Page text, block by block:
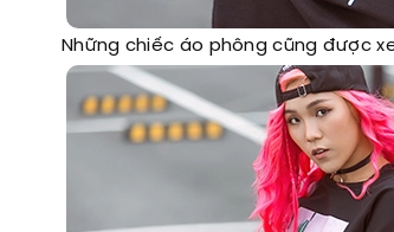
Những chiếc áo phông cũng được